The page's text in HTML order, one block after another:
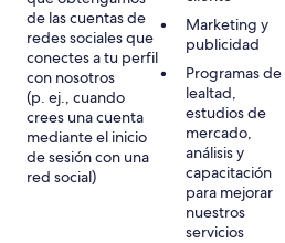
de las cuentas de
redes sociales que
conectes a tu perfil
con nosotros
(p. ej., cuando
crees una cuenta
mediante el inicio
de sesión con una
red social)
Marketing y
publicidad
Programas de
lealtad,
estudios de
mercado,
análisis y
capacitación
para mejorar
nuestros
servicios